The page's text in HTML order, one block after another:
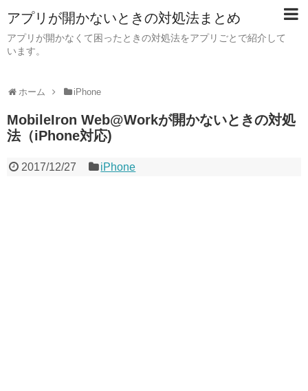
アプリが開かないときの対処法まとめ
アプリが開かなくて困ったときの対処法をアプリごとで紹介して
います。
ホーム iPhone
MobileIron Web@Workが開かないときの対処
法（iPhone対応)
2017/12/27 iPhone